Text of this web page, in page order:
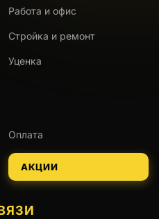
Работа и офис
Стройка и ремонт
Уценка
Оплата
АКЦИИ